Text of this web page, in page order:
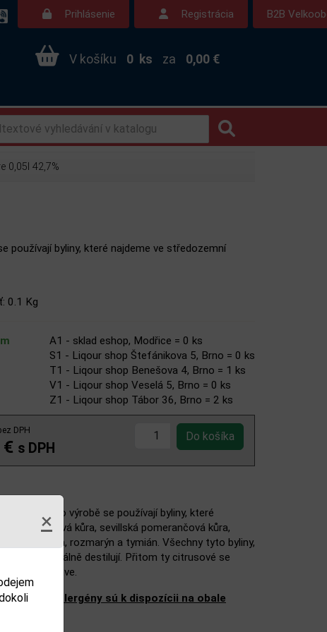
×
Prihlásenie Registrácia B2B
V košíku 0 ks za 0,00 €
0,05l 42,7%
používají byliny, které najdeme ve středozemní
0.1 Kg
A1 - sklad eshop, Modřice = 0 ks
S1 - Liqour shop Štefánikova 5, Brno = 0 ks
T1 - Liqour shop Benešova 4, Brno = 1 ks
V1 - Liqour shop Veselá 5, Brno = 0 ks
Z1 - Liqour shop Tábor 36, Brno = 2 ks
DPH
s DPH
K jeho výrobě se používají byliny, které
kůra, sevillská pomerančová kůra,
bazalka, rozmarýn a tymián. Všechny tyto byliny,
opět individuálně destilují. Přitom ty citrusové se
do láhve.
a alergény sú k dispozícii na obale